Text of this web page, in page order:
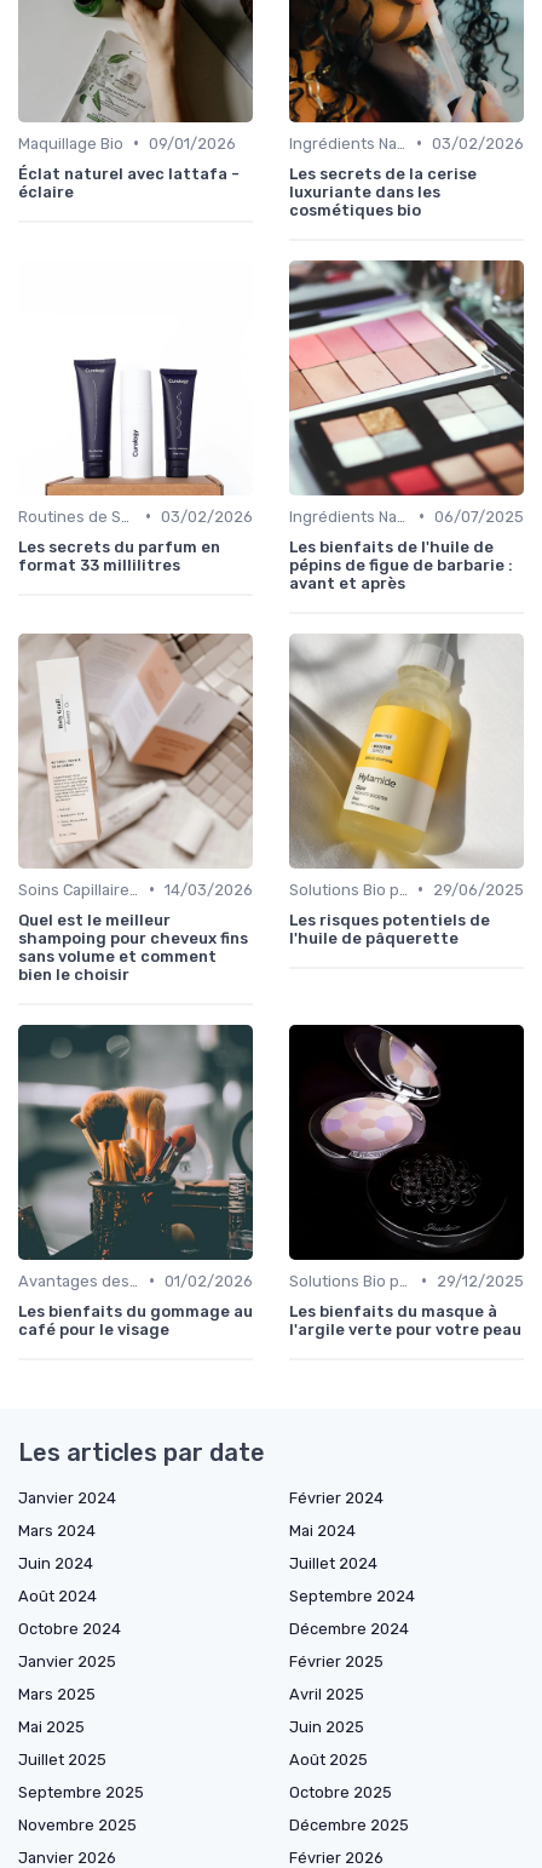
Maquillage Bio • 09/01/2026
Éclat naturel avec lattafa -
éclaire
• 03/02/2026
Les secrets de la cerise
luxuriante dans les
cosmétiques bio
• 03/02/2026
Les secrets du parfum en
format 33 millilitres
• 06/07/2025
Les bienfaits de l'huile de
pépins de figue de barbarie :
avant et après
• 14/03/2026
Quel est le meilleur
shampoing pour cheveux fins
sans volume et comment
bien le choisir
•
29/06/2025
Les risques potentiels de
l'huile de pâquerette
• 01/02/2026
Les bienfaits du gommage au
café pour le visage
•
29/12/2025
Les bienfaits du masque à
l'argile verte pour votre peau
Les articles par date
Janvier 2024
Février 2024
Mars 2024
Mai 2024
Juin 2024
Juillet 2024
Août 2024
Septembre 2024
Octobre 2024
Décembre 2024
Janvier 2025
Février 2025
Mars 2025
Avril 2025
Mai 2025
Juin 2025
Juillet 2025
Août 2025
Septembre 2025
Octobre 2025
Novembre 2025
Décembre 2025
Janvier 2026
Février 2026